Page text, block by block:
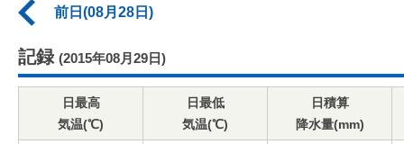
前日(08月28日)
記録 (2015年08月29日)
日最高
気温(℃)
日最低
気温(℃)
日積算
降水量(mm)